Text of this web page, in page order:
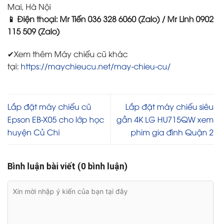
Mai, Hà Nội
📱 Điện thoại: Mr Tiến 036 328 6060 (Zalo) / Mr Linh 0902
115 509 (Zalo)
✔Xem thêm Máy chiếu cũ khác
tại: https://maychieucu.net/may-chieu-cu/
Lắp đặt máy chiếu cũ
Epson EB-X05 cho lớp học
huyện Củ Chi
Lắp đặt máy chiếu siêu
gần 4K LG HU715QW xem
phim gia đình Quận 2
Bình luận bài viết (0 bình luận)